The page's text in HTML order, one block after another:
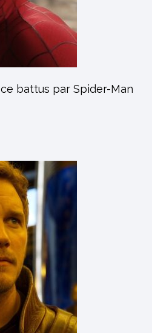
battus par Spider-Man